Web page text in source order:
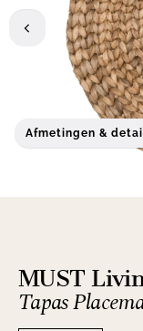
Afmetingen &
MUST
Tapas